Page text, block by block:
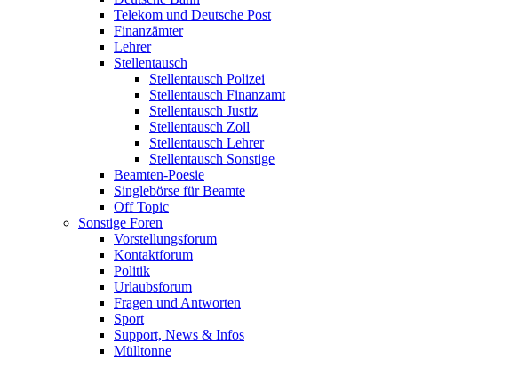
Telekom und Deutsche Post
Finanzämter
Lehrer
Stellentausch
Stellentausch Polizei
Stellentausch Finanzamt
Stellentausch Justiz
Stellentausch Zoll
Stellentausch Lehrer
Stellentausch Sonstige
Beamten-Poesie
Singlebörse für Beamte
Off Topic
Sonstige Foren
Vorstellungsforum
Kontaktforum
Politik
Urlaubsforum
Fragen und Antworten
Sport
Support, News & Infos
Mülltonne